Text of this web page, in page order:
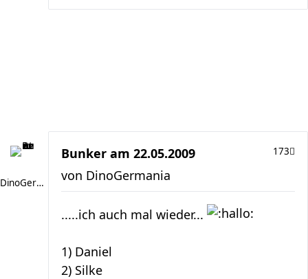
DinoGermania
Bunker am 22.05.2009 173
von DinoGermania
.....ich auch mal wieder...
1) Daniel
2) Silke